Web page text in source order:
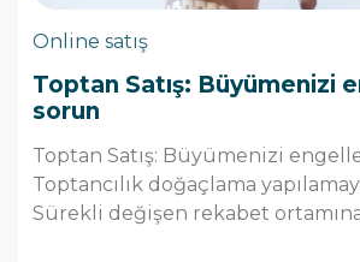
Online satış
Toptan Satış: Büyümenizi
sorun
Toptan Satış: Büyümenizi
Toptancılık doğaçlama
Sürekli değişen rekabet